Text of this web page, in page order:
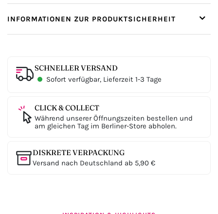
INFORMATIONEN ZUR PRODUKTSICHERHEIT
SCHNELLER VERSAND
Sofort verfügbar, Lieferzeit 1-3 Tage
CLICK & COLLECT
Während unserer Öffnungszeiten bestellen und
am gleichen Tag im Berliner-Store abholen.
DISKRETE VERPACKUNG
Versand nach Deutschland ab 5,90 €